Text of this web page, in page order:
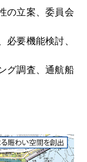
の立案、委員会
要機能検討、
グ調査、通航船